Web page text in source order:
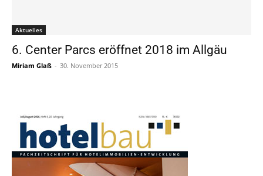
Aktuelles
6. Center Parcs eröffnet 2018 im Allgäu
Miriam Glaß - 30. November 2015